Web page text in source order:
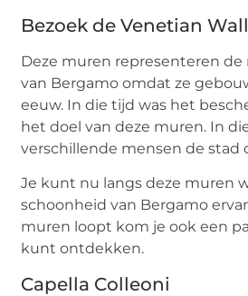
Bezoek de Venetian
Deze muren representeren de
van Bergamo omdat ze
eeuw. In die tijd was het
het doel van deze muren. In
verschillende mensen de stad
Je kunt nu langs deze muren
schoonheid van Bergamo
muren loopt kom je ook een
kunt ontdekken.
Capella Colleoni